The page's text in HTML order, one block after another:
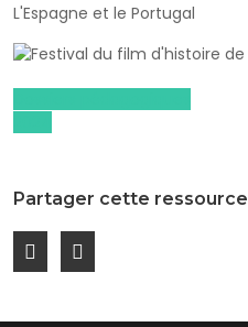
L'Espagne et le Portugal
Partager cette